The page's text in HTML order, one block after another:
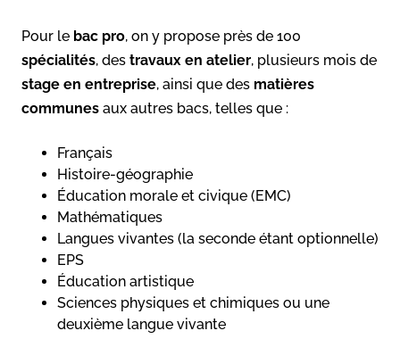
Pour le bac pro, on y propose près de 100
spécialités, des travaux en atelier, plusieurs mois de
stage en entreprise, ainsi que des matières
communes aux autres bacs, telles que :
Français
Histoire-géographie
Éducation morale et civique (EMC)
Mathématiques
Langues vivantes (la seconde étant optionnelle)
EPS
Éducation artistique
Sciences physiques et chimiques ou une
deuxième langue vivante